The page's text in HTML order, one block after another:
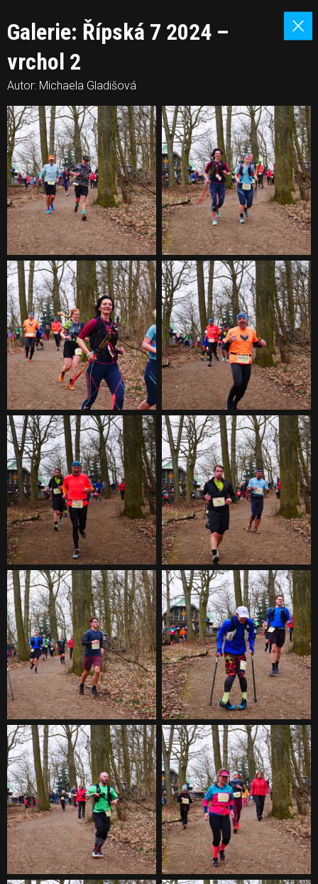
Galerie: Řípská 7 2024 –
vrchol 2
Autor: Michaela Gladišová